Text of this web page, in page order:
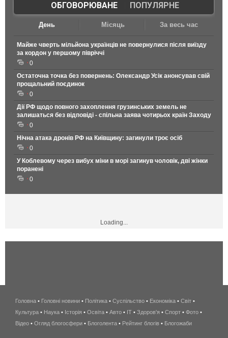
ОБГОВОРЮВАНЕ| ПОПУЛЯРНЕ
День Місяць За весь час
Майже чверть мільйона українців не повернулися після виїзду
за кордон у першому півріччі
0
Остаточна точка без повернень: Олександр Усік анонсував свій
прощальний поєдинок
0
Дії РФ щодо повного захоплення грузинських земель не
залишаться без відповіді - спільна заява чотирьох країн Заходу
0
Нічна атака дронів РФ на Київщину: загинули троє осіб
0
У Коблевому через вибух міни в морі загинув чоловік, дві жінки
поранені
0
Loading...
беспроводной
интернет
киев
Головна • Головні новини • Політика • Суспільство • Економіка • Світ •
Культура • Наука • Історія • Освіта • Авто • IT • Здоров'я • Спорт • Фото •
Відео • Огляд блогосфери • Блоголента • Рейтинг блогів • Блогожаби